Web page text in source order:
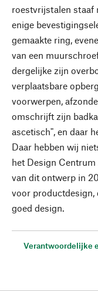
roestvrijstalen staaf
enige
gemaakte ring,
van een
dergelijke zijn
verplaatsbare
voorwerpen,
omschrijft zijn
ascetisch", en daar
Daar hebben wij
het Design
van dit ontwerp in
voor productdesign,
goed design.
Verantwoordelijke